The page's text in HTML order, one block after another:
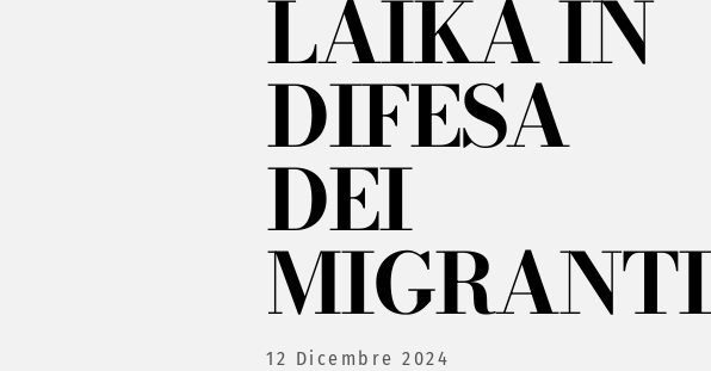
LAIKA IN
DIFESA
DEI
MIGRANTI
12 Dicembre 2024